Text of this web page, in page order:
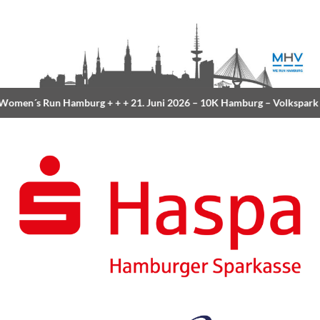
Run Hamburg+ + +21. Juni 2026 –10K Hamburg– Volkspark